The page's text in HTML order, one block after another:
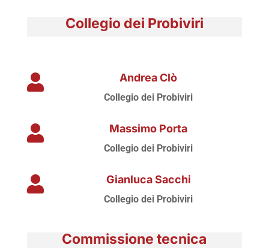
Collegio dei Probiviri
 Andrea Clò
Collegio dei Probiviri
 Massimo Porta
Collegio dei Probiviri
 Gianluca Sacchi
Collegio dei Probiviri
Commissione tecnica